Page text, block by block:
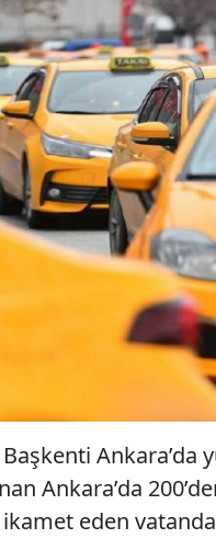
Ankara’da
Ankara’da
ikamet eden